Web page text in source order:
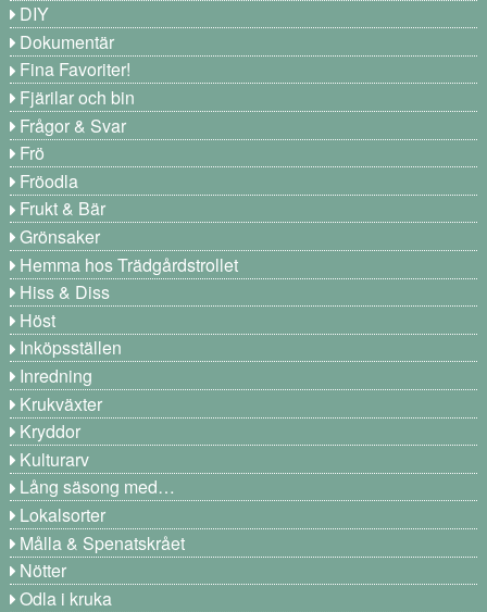
DIY
Dokumentär
Fina Favoriter!
Fjärilar och bin
Frågor & Svar
Frö
Fröodla
Frukt & Bär
Grönsaker
Hemma hos Trädgårdstrollet
Hiss & Diss
Höst
Inköpsställen
Inredning
Krukväxter
Kryddor
Kulturarv
Lång säsong med…
Lokalsorter
Målla & Spenatskrået
Nötter
Odla i kruka